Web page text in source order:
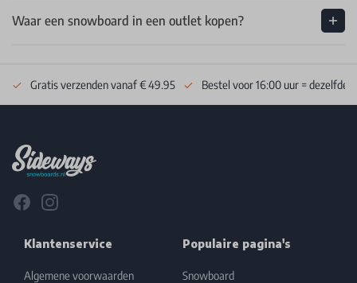
Waar een snowboard in een outlet kopen?
Gratis verzenden vanaf € 49.95 Bestel voor 16:00 uur = dezelfde
FacebookInstagram
Klantenservice
Algemene voorwaarden
Populaire pagina's
Snowboard